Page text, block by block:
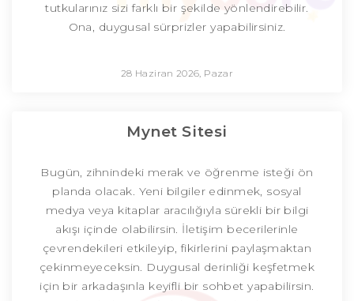
tutkularınız sizi farklı bir şekilde yönlendirebilir.
Ona, duygusal sürprizler yapabilirsiniz.
28 Haziran 2026, Pazar
Mynet Sitesi
Bugün, zihnindeki merak ve öğrenme isteği ön
planda olacak. Yeni bilgiler edinmek, sosyal
medya veya kitaplar aracılığıyla sürekli bir bilgi
akışı içinde olabilirsin. İletişim becerilerinle
çevrendekileri etkileyip, fikirlerini paylaşmaktan
çekinmeyeceksin. Duygusal derinliği keşfetmek
için bir arkadaşınla keyifli bir sohbet yapabilirsin.